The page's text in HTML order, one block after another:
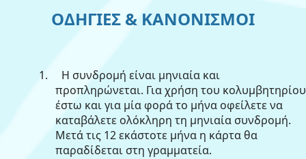
ΟΔΗΓΙΕΣ & ΚΑΝΟΝΙΣΜΟΙ
1.
Η συνδρομή είναι μηνιαία και
προπληρώνεται. Για χρήση του κολυμβητηρίου
έστω και για μία φορά το μήνα οφείλετε να
καταβάλετε ολόκληρη τη μηνιαία συνδρομή.
Μετά τις 12 εκάστοτε μήνα η κάρτα θα
παραδίδεται στη γραμματεία.